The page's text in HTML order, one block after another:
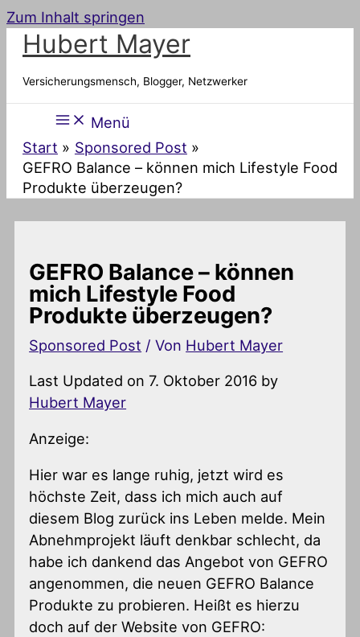
Zum Inhalt springen
Hubert Mayer
Versicherungsmensch, Blogger, Netzwerker
Menü
Start
Sponsored Post
GEFRO Balance – können mich Lifestyle Food
Produkte überzeugen?
GEFRO Balance – können
mich Lifestyle Food
Produkte überzeugen?
Sponsored Post / Von Hubert Mayer
Last Updated on 7. Oktober 2016 by
Hubert Mayer
Anzeige:
Hier war es lange ruhig, jetzt wird es
höchste Zeit, dass ich mich auch auf
diesem Blog zurück ins Leben melde. Mein
Abnehmprojekt läuft denkbar schlecht, da
habe ich dankend das Angebot von GEFRO
angenommen, die neuen GEFRO Balance
Produkte zu probieren. Heißt es hierzu
doch auf der Website von GEFRO: